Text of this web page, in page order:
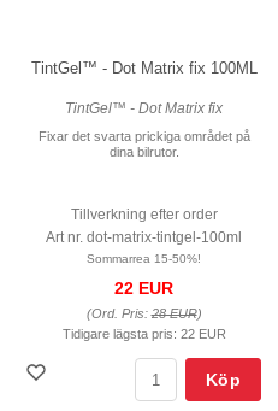
TintGel™ - Dot Matrix fix 100ML
TintGel™ - Dot Matrix fix
Fixar det svarta prickiga området på
dina bilrutor.
Tillverkning efter order
Art nr. dot-matrix-tintgel-100ml
Sommarrea 15-50%!
22 EUR
(Ord. Pris:28 EUR)
Tidigare lägsta pris: 22 EUR
Köp